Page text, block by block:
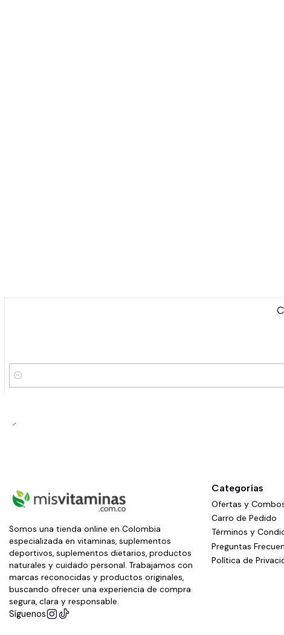
Cantidad
Somos una tienda online en Colombia
especializada en vitaminas, suplementos
deportivos, suplementos dietarios, productos
naturales y cuidado personal. Trabajamos con
marcas reconocidas y productos originales,
buscando ofrecer una experiencia de compra
segura, clara y responsable.
Síguenos
Categorías
Ofertas y
Carro de Pedido
Términos y
Preguntas
Política de